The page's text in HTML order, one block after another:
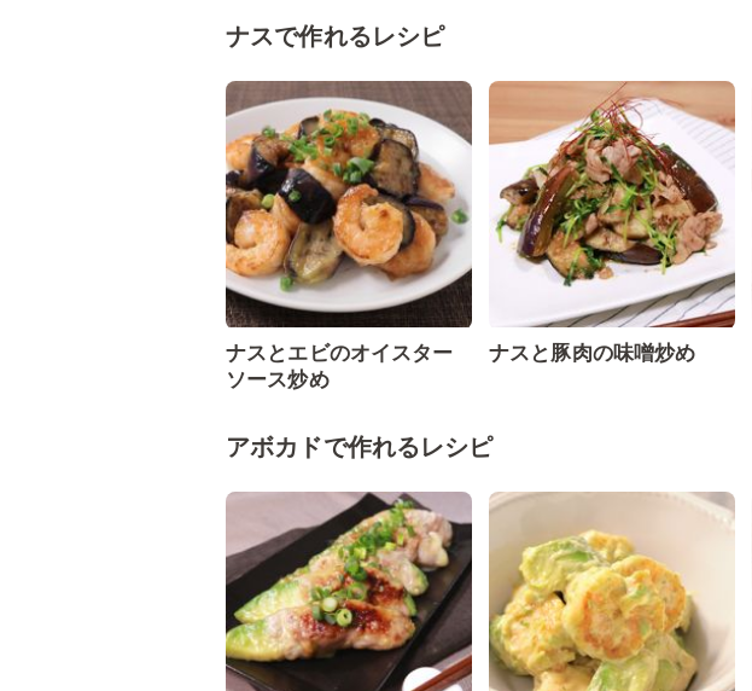
ナスで作れるレシピ
ナスとエビのオイスター
ソース炒め
ナスと豚肉の味噌炒め
アボカドで作れるレシピ